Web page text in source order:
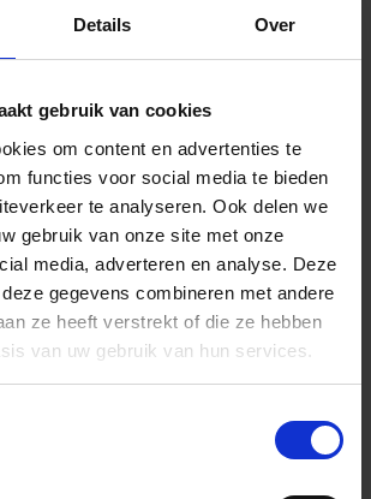
Details Over
gebruik van cookies
om content en advertenties te
functies voor social media te bieden
te analyseren. Ook delen we
gebruik van onze site met onze
media, adverteren en analyse. Deze
gegevens combineren met andere
ze heeft verstrekt of die ze hebben
van uw gebruik van hun services.
O10PG Randvoegprofiel
PG -
O7PG Randvoegprofiel
O10PG Randvoegprofiel
PG -
pastelgrijs
O7PG Randvoegprofiel
PG -
pastelgrijs